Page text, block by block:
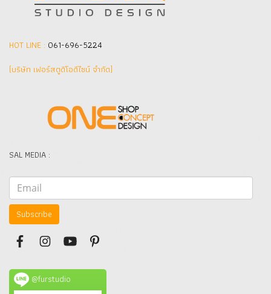
HOT LINE : 061-696-5224
(บริษัท เฟอร์สตูดิโอดีไซน์ จำกัด]
SAL MEDIA :
Subscribe
@furstudio